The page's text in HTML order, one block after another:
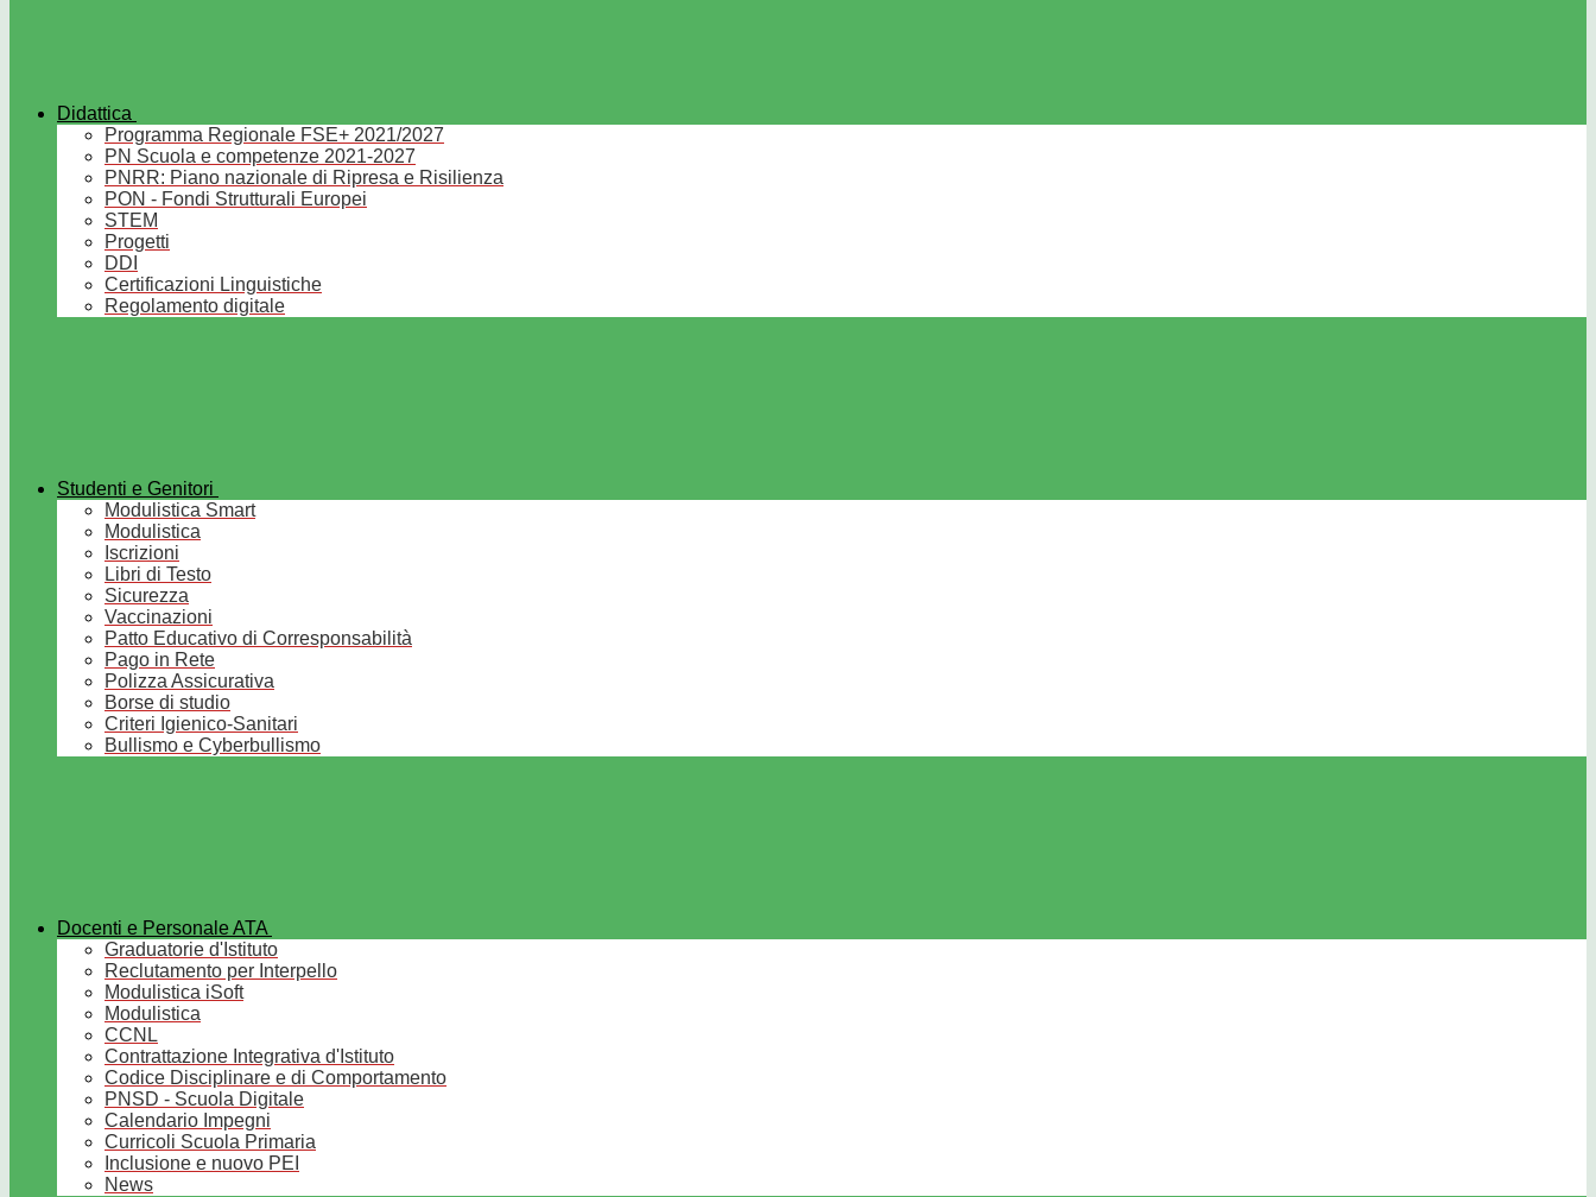
Didattica
Programma Regionale FSE+ 2021/2027
PN Scuola e competenze 2021-2027
PNRR: Piano nazionale di Ripresa e Risilienza
PON - Fondi Strutturali Europei
STEM
Progetti
DDI
Certificazioni Linguistiche
Regolamento digitale
Studenti e Genitori
Modulistica Smart
Modulistica
Iscrizioni
Libri di Testo
Sicurezza
Vaccinazioni
Patto Educativo di Corresponsabilità
Pago in Rete
Polizza Assicurativa
Borse di studio
Criteri Igienico-Sanitari
Bullismo e Cyberbullismo
Docenti e Personale ATA
Graduatorie d'Istituto
Reclutamento per Interpello
Modulistica iSoft
Modulistica
CCNL
Contrattazione Integrativa d'Istituto
Codice Disciplinare e di Comportamento
PNSD - Scuola Digitale
Calendario Impegni
Curricoli Scuola Primaria
Inclusione e nuovo PEI
News